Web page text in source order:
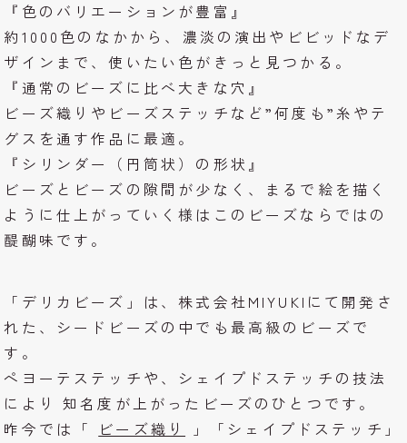
『色のバリエーションが豊富』
約1000色のなかから、濃淡の演出やビビッドなデ
ザインまで、使いたい色がきっと見つかる。
『通常のビーズに比べ大きな穴』
ビーズ織りやビーズステッチなど”何度も”糸やテ
グスを通す作品に最適。
『シリンダー（円筒状）の形状』
ビーズとビーズの隙間が少なく、まるで絵を描く
ように仕上がっていく様はこのビーズならではの
醍醐味です。
「デリカビーズ」は、株式会社MIYUKIにて開発さ
れた、シードビーズの中でも最高級のビーズで
す。
ペヨーテステッチや、シェイプドステッチの技法
により 知名度が上がったビーズのひとつです。
昨今では「
ビーズ織り
」「シェイプドステッチ」